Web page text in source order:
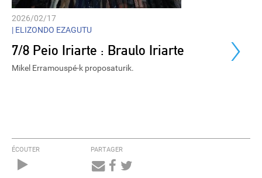
›
2026/02/17
| ELIZONDO EZAGUTU
7/8 Peio Iriarte : Braulo Iriarte
Mikel Erramouspé-k proposaturik.
ÉCOUTER PARTAGER